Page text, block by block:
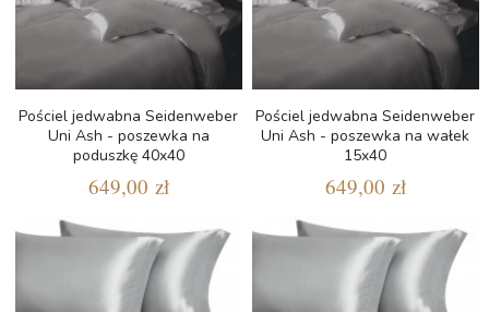
Pościel jedwabna Seidenweber
Uni Ash - poszewka na
poduszkę 40x40
649,00 zł
Pościel jedwabna Seidenweber
Uni Ash - poszewka na wałek
15x40
649,00 zł